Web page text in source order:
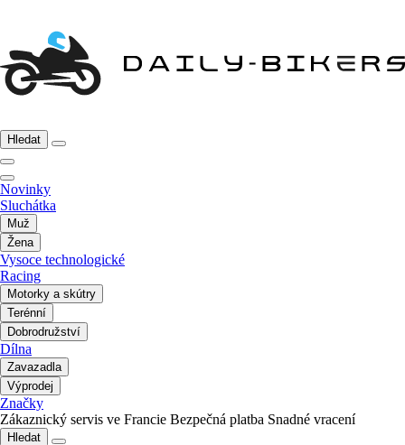
Hledat
Novinky
Sluchátka
Muž
Žena
Vysoce technologické
Racing
Motorky a skútry
Terénní
Dobrodružství
Dílna
Zavazadla
Výprodej
Značky
Zákaznický servis ve Francie Bezpečná platba Snadné vracení
Hledat